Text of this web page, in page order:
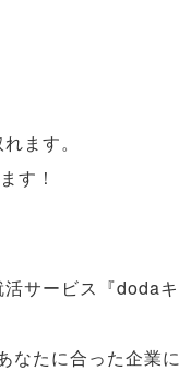
ます。
す！
サービス『dodaキ
なたに合った企業に